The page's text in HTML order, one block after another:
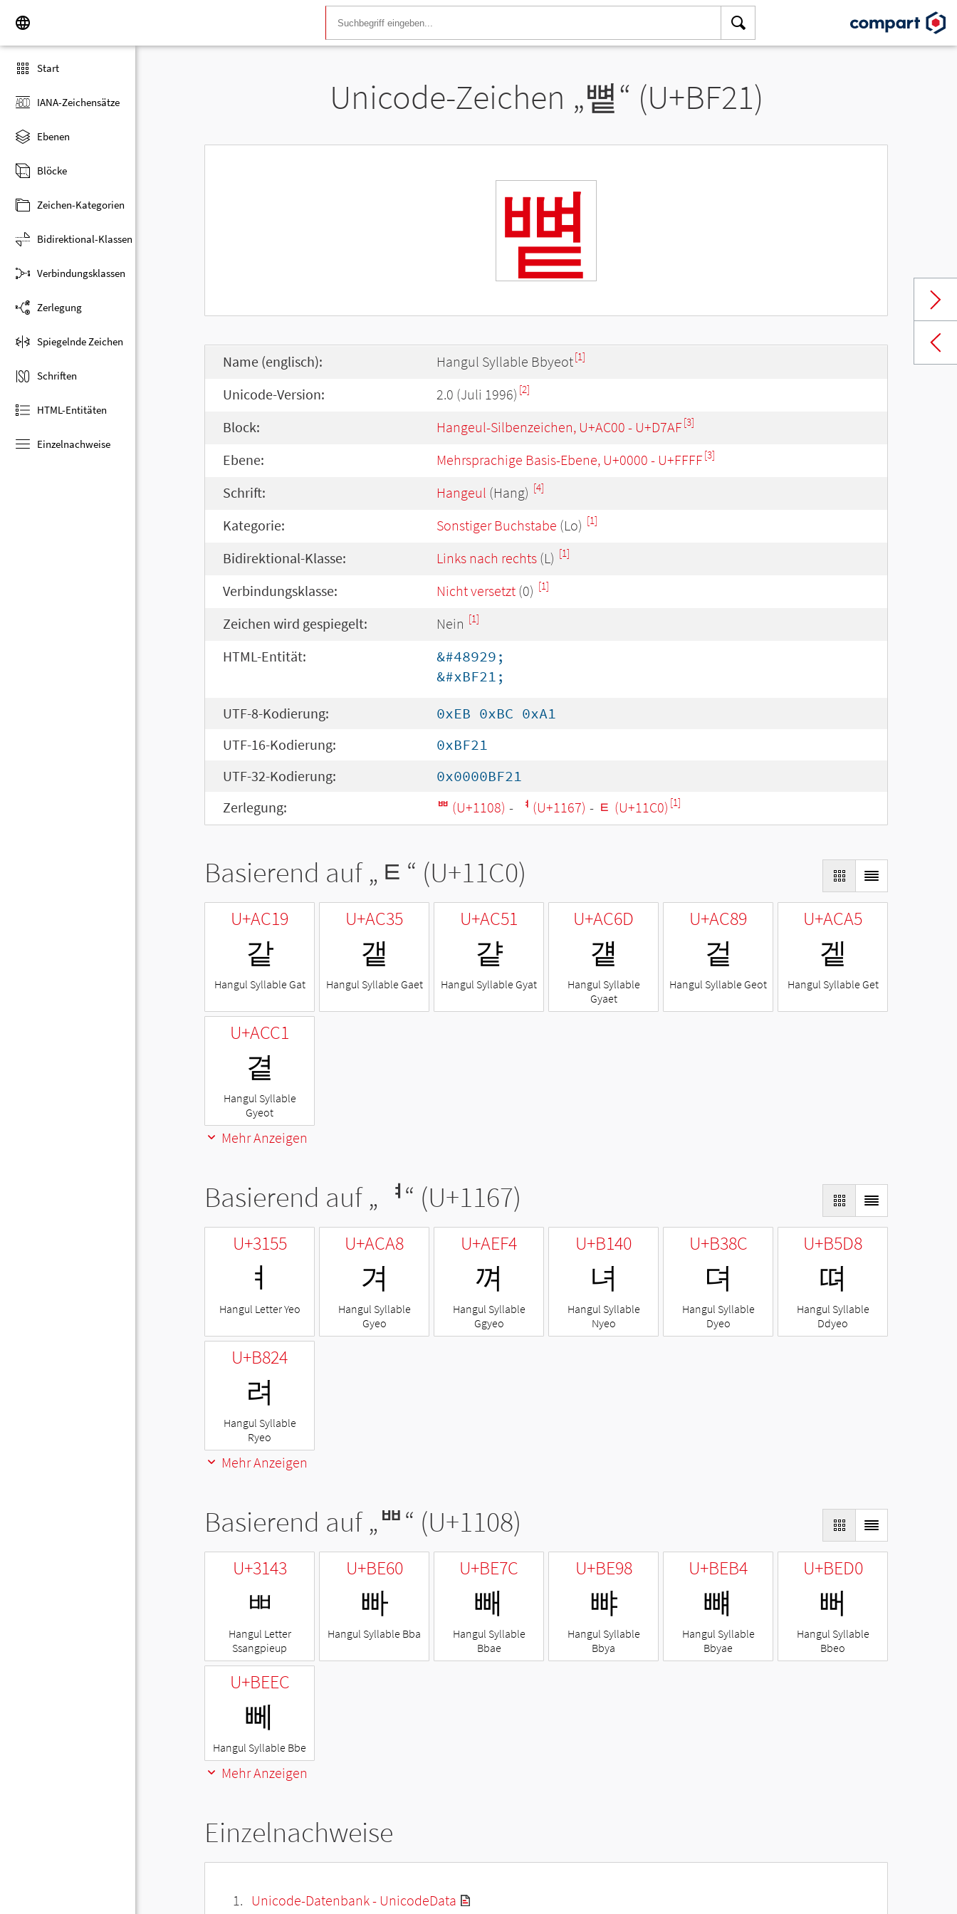
Start
IANA-Zeichensätze
Ebenen
Blöcke
Zeichen-Kategorien
Bidirektional-Klassen
Verbindungsklassen
Zerlegung
Spiegelnde Zeichen
Schriften
HTML-Entitäten
Einzelnachweise
Unicode-Zeichen „뼡“ (U+BF21)
뼡
Name (englisch): Hangul Syllable Bbyeot[1]
Unicode-Version: 2.0 (Juli 1996) [2]
Block: Hangeul-Silbenzeichen, U+AC00 - U+D7AF[3]
Ebene: Mehrsprachige Basis-Ebene, U+0000 - U+FFFF[3]
Schrift: Hangeul (Hang) [4]
Kategorie: Sonstiger Buchstabe (Lo) [1]
Bidirektional-Klasse: Links nach rechts (L) [1]
Verbindungsklasse: Nicht versetzt (0) [1]
Zeichen wird gespiegelt: Nein [1]
HTML-Entität:
&#48929;
&#xBF21;
UTF-8-Kodierung:
0xEB 0xBC 0xA1
UTF-16-Kodierung:
0xBF21
UTF-32-Kodierung:
0x0000BF21
Zerlegung:
ᄈ (U+1108) - ᅧ (U+1167) - ᇀ (U+11C0) [1]
Basierend auf „ ᇀ “ (U+11C0)
U+AC19
같
Hangul Syllable Gat
U+AC35
갵
Hangul Syllable Gaet
U+AC51
걑
Hangul Syllable Gyat
U+AC6D
걭
Hangul Syllable
Gyaet
U+AC89
겉
Hangul Syllable Geot
U+ACA5
겥
Hangul Syllable Get
U+ACC1
곁
Hangul Syllable
Gyeot
Mehr Anzeigen
Basierend auf „ ᅧ“ (U+1167)
U+3155
ㅕ
Hangul Letter Yeo
U+ACA8
겨
Hangul Syllable
Gyeo
U+AEF4
껴
Hangul Syllable
Ggyeo
U+B140
녀
Hangul Syllable
Nyeo
U+B38C
뎌
Hangul Syllable
Dyeo
U+B5D8
뗘
Hangul Syllable
Ddyeo
U+B824
려
Hangul Syllable
Ryeo
Mehr Anzeigen
Basierend auf „ᄈ“ (U+1108)
U+3143
ㅃ
Hangul Letter
Ssangpieup
U+BE60
빠
Hangul Syllable Bba
U+BE7C
빼
Hangul Syllable
Bbae
U+BE98
뺘
Hangul Syllable
Bbya
U+BEB4
뺴
Hangul Syllable
Bbyae
U+BED0
뻐
Hangul Syllable
Bbeo
U+BEEC
뻬
Hangul Syllable Bbe
Mehr Anzeigen
Einzelnachweise
Unicode-Datenbank - UnicodeData